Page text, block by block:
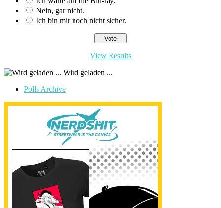
Nein, gar nicht.
Ich bin mir noch nicht sicher.
View Results
Wird geladen ...
Polls Archive